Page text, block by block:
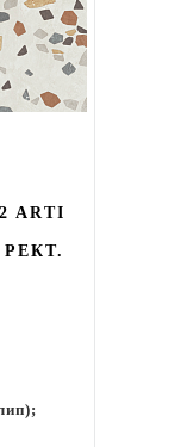
ARTI